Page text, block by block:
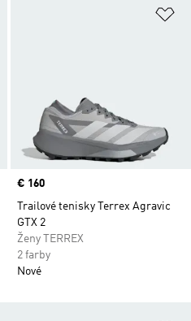
Pridať do zoznamu želaných
Price
€ 160
Trailové tenisky Terrex Agravic
GTX 2
Ženy TERREX
2 farby
Nové